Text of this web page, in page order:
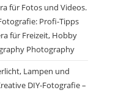
für Fotos und Videos.
Profi-Tipps
für Freizeit, Hobby
Photography
Lampen und
DIY-Fotografie –